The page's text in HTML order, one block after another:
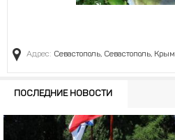
Адрес: Севастополь, Севастополь, Крым
ПОСЛЕДНИЕ НОВОСТИ